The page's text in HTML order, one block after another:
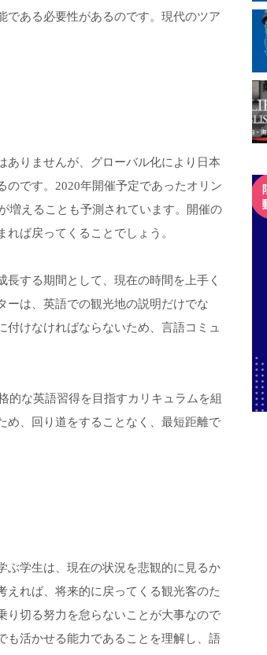
である必要性があるのです。現代のツア
ありませんが、グローバル化により日本
です。2020年開催予定であったオリン
増えることも予測されています。開催の
ば戻ってくることでしょう。
する期間として、現在の時間を上手く
ーは、英語での観光地の説明だけでな
付けなければならないため、言語コミュ
的な英語習得を目指すカリキュラムを組
め、回り道をすることなく、最短距離で
ぶ学生は、現在の状況を悲観的に見るか
えれば、将来的に戻ってくる観光客のた
り切る努力を怠らないことが大事なので
も活かせる能力であることを理解し、語